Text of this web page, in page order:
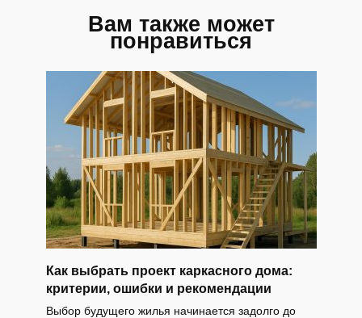
Вам также может
понравиться
Как выбрать проект каркасного дома:
критерии, ошибки и рекомендации
Выбор будущего жилья начинается задолго до